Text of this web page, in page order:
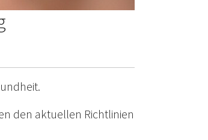
den aktuellen Richtlinien